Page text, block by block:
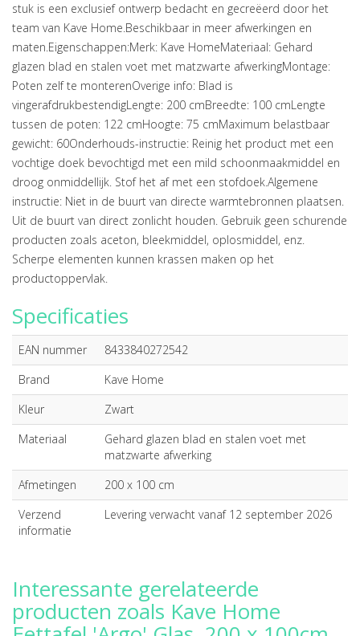
stuk is een exclusief ontwerp bedacht en gecreëerd door het
team van Kave Home.Beschikbaar in meer afwerkingen en
maten.Eigenschappen:Merk: Kave HomeMateriaal: Gehard
glazen blad en stalen voet met matzwarte afwerkingMontage:
Poten zelf te monterenOverige info: Blad is
vingerafdrukbestendigLengte: 200 cmBreedte: 100 cmLengte
tussen de poten: 122 cmHoogte: 75 cmMaximum belastbaar
gewicht: 60Onderhouds-instructie: Reinig het product met een
vochtige doek bevochtigd met een mild schoonmaakmiddel en
droog onmiddellijk. Stof het af met een stofdoek.Algemene
instructie: Niet in de buurt van directe warmtebronnen plaatsen.
Uit de buurt van direct zonlicht houden. Gebruik geen schurende
producten zoals aceton, bleekmiddel, oplosmiddel, enz.
Scherpe elementen kunnen krassen maken op het
productoppervlak.
Specificaties
EAN nummer
8433840272542
Brand
Kave Home
Kleur
Zwart
Materiaal
Gehard glazen blad en stalen voet met
matzwarte afwerking
Afmetingen
200 x 100 cm
Verzend
informatie
Levering verwacht vanaf 12 september 2026
Interessante gerelateerde
producten zoals Kave Home